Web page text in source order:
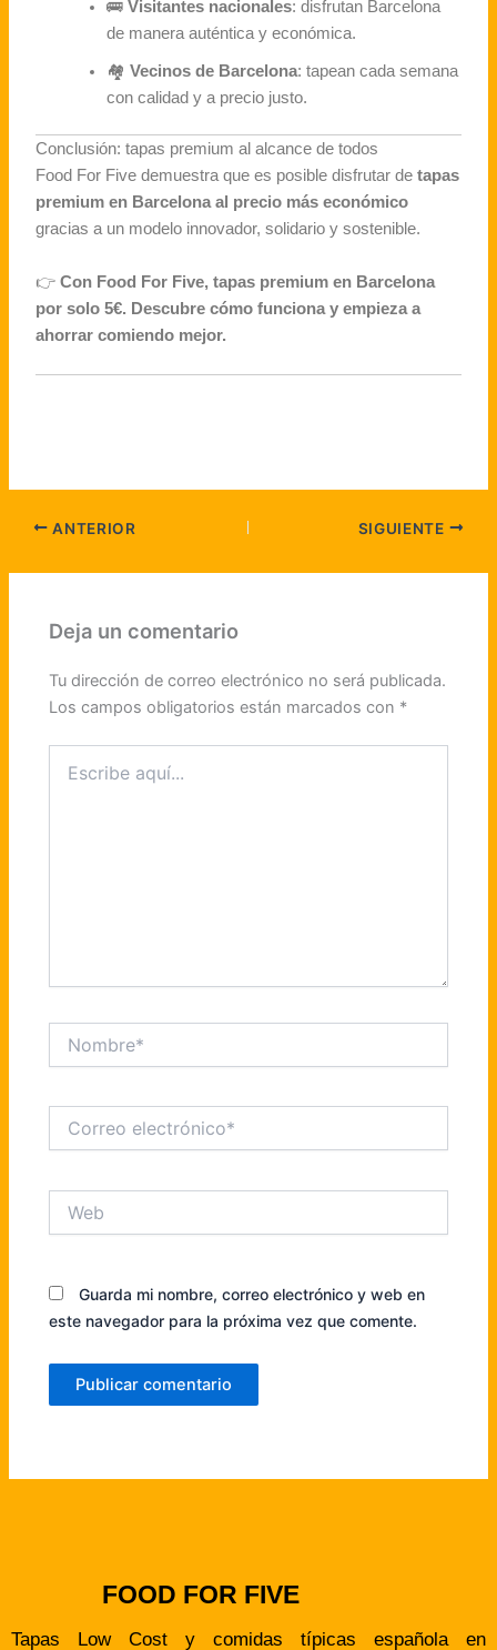
🚌Visitantes nacionales: disfrutan Barcelona
de manera auténtica y económica.
🏘Vecinos de Barcelona: tapean cada semana
con calidad y a precio justo.
Conclusión: tapas premium al alcance de todos
Food For Five demuestra que es posible disfrutar detapas
premium en Barcelona al precio más económico
gracias a un modelo innovador, solidario y sostenible.
👉Con Food For Five, tapas premium en Barcelona
por solo 5€. Descubre cómo funciona y empieza a
ahorrar comiendo mejor.
ANTERIOR SIGUIENTE
Deja un comentario
Tu dirección de correo electrónico no será publicada.
Los campos obligatorios están marcados con *
aquí...
electrónico*
Guarda mi nombre, correo electrónico y web en
este navegador para la próxima vez que comente.
FOOD FOR FIVE
Tapas Low Cost y comidas típicas española en